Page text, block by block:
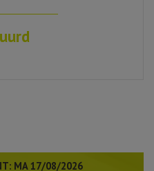
MA 17/08/2026